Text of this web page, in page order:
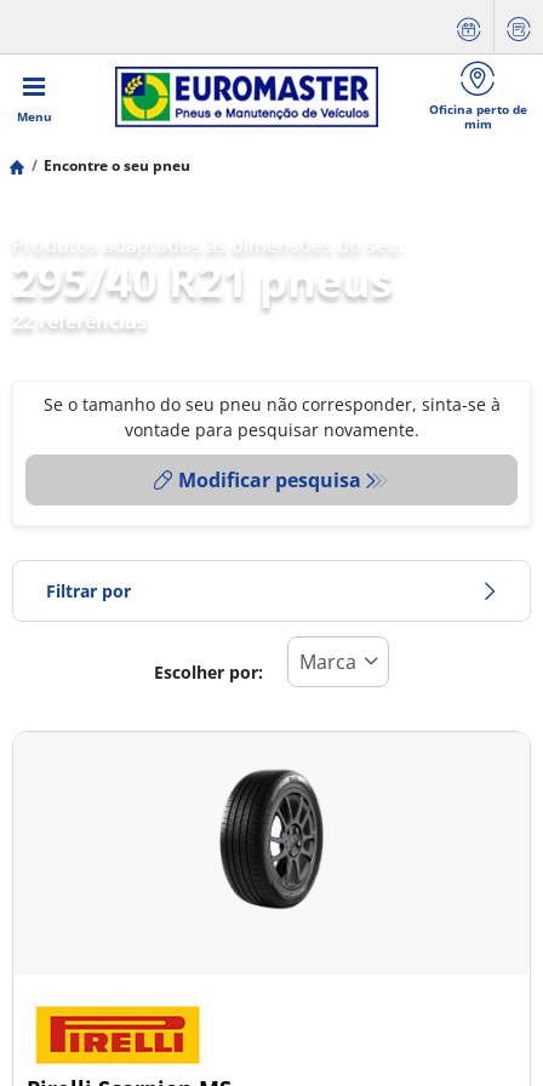
Menu
Oficina perto de
mim
Encontre o seu pneu
295/40 R21 pneus
22 referências
Se o tamanho do seu pneu não corresponder, sinta-se à
vontade para pesquisar novamente.
Modificar pesquisa
Filtrar por
Todos os tipos (22)
Todas as estações (5)
Ligeiro (10)
Comercial (0)
Escolher por: